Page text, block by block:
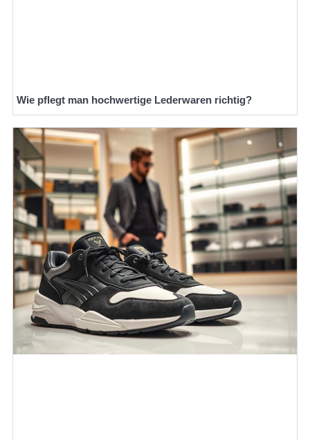
Wie pflegt man hochwertige Lederwaren richtig?